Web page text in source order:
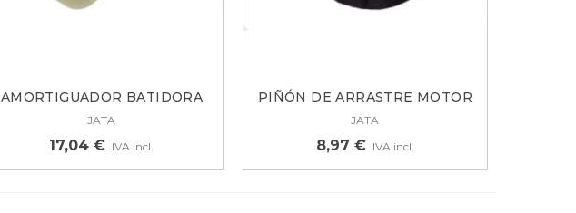
AMORTIGUADOR BATIDORA
JATA...
JATA
17,04 € IVA incl.
PIÑÓN DE ARRASTRE MOTOR
PARA...
JATA
8,97 € IVA incl.